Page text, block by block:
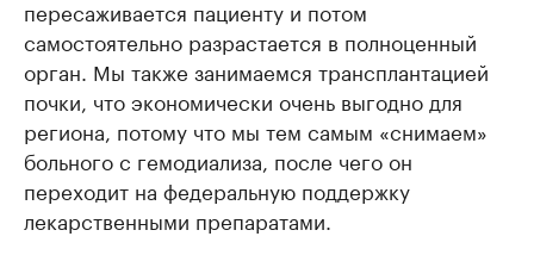
пересаживается пациенту и потом
самостоятельно разрастается в полноценный
орган. Мы также занимаемся трансплантацией
почки, что экономически очень выгодно для
региона, потому что мы тем самым «снимаем»
больного с гемодиализа, после чего он
переходит на федеральную поддержку
лекарственными препаратами.